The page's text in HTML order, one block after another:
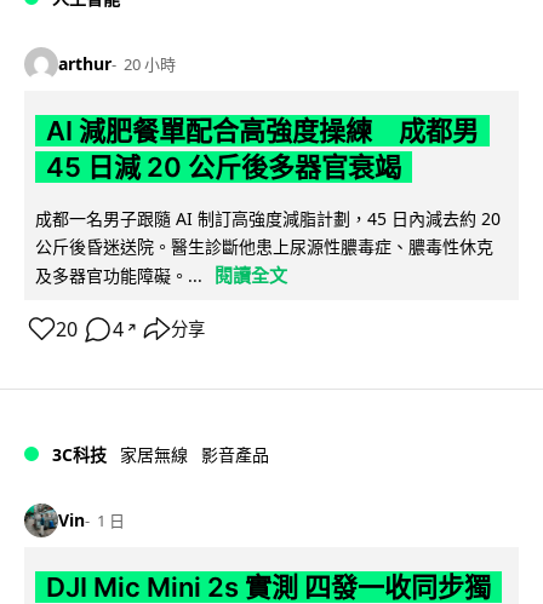
arthur 20 小時
AI 減肥餐單配合高強度操練 成都男
45 日減 20 公斤後多器官衰竭
成都一名男子跟隨 AI 制訂高強度減脂計劃，45 日內減去約 20
公斤後昏迷送院。醫生診斷他患上尿源性膿毒症、膿毒性休克
及多器官功能障礙。...
閱讀全文
20 4 ↗ 分享
3C科技 家居無線 影音產品
Vin 1 日
DJI Mic Mini 2s 實測 四發一收同步獨